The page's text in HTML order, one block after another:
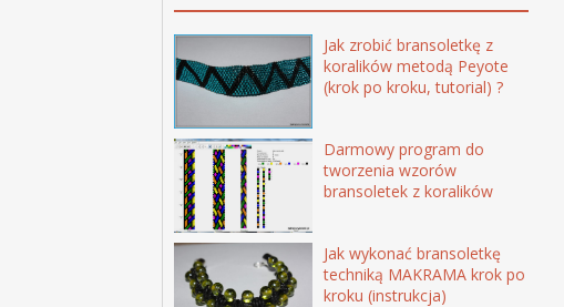
Jak zrobić bransoletkę z
koralików metodą Peyote
(krok po kroku, tutorial) ?
Darmowy program do
tworzenia wzorów
bransoletek z koralików
Jak wykonać bransoletkę
techniką MAKRAMA krok po
kroku (instrukcja)